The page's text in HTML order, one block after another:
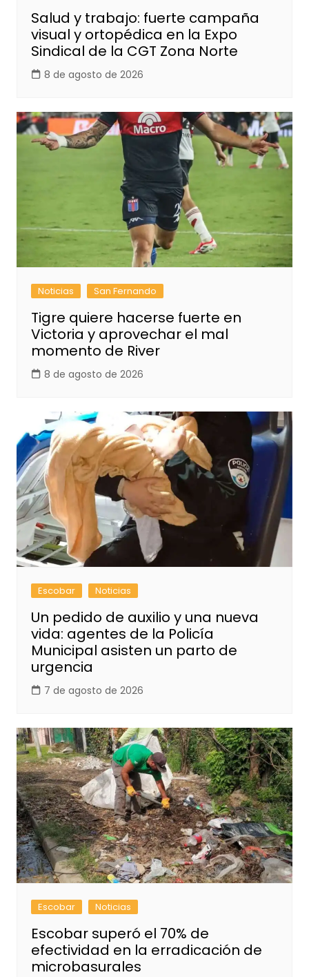
Salud y trabajo: fuerte campaña
visual y ortopédica en la Expo
Sindical de la CGT Zona Norte
8 de agosto de 2026
Noticias San Fernando
Tigre quiere hacerse fuerte en
Victoria y aprovechar el mal
momento de River
8 de agosto de 2026
Escobar Noticias
Un pedido de auxilio y una nueva
vida: agentes de la Policía
Municipal asisten un parto de
urgencia
7 de agosto de 2026
Escobar Noticias
Escobar superó el 70% de
efectividad en la erradicación de
microbasurales